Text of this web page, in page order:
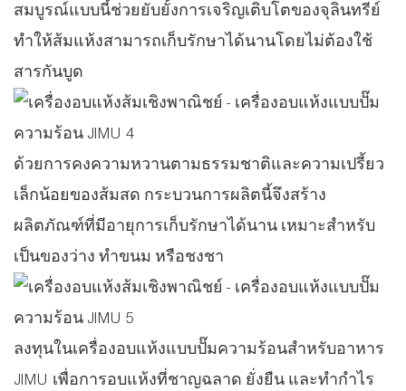
สมบูรณ์แบบนี้ช่วยยับยั้งการเจริญเติบโตของจุลินทรีย์
ทำให้ส้มแห้งสามารถเก็บรักษาได้นานโดยไม่ต้องใช้
สารกันบูด
ด้วยการคงความหวานตามธรรมชาติและความเปรี้ยว
เล็กน้อยของส้มสด กระบวนการผลิตนี้จึงสร้าง
ผลิตภัณฑ์ที่มีอายุการเก็บรักษาได้นาน เหมาะสำหรับ
เป็นของว่าง ทำขนม หรือชงชา
ลงทุนในเครื่องอบแห้งแบบปั๊มความร้อนสำหรับอาหาร
JIMU เพื่อการอบแห้งที่ชาญฉลาด ยั่งยืน และทำกำไร